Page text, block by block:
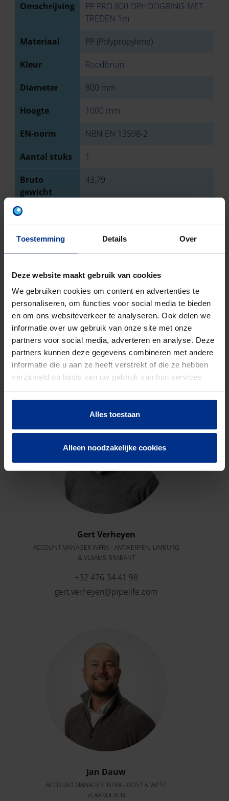
Toestemming Details Over
Deze website maakt gebruik van cookies
We gebruiken cookies om content en advertenties te
personaliseren, om functies voor social media te bieden
en om ons websiteverkeer te analyseren. Ook delen we
informatie over uw gebruik van onze site met onze
partners voor social media, adverteren en analyse. Deze
partners kunnen deze gegevens combineren met andere
informatie die u aan ze heeft verstrekt of die ze hebben
verzameld op basis van uw gebruik van hun services.
Alles toestaan
Alleen noodzakelijke cookies
Omschrijving
PP PRO 800 OPHOOGRING MET
TREDEN 1m
Materiaal PP (Polypropylene)
Kleur Roodbruin
Diameter 800 mm
Hoogte 1000 mm
EN-norm NBN EN 13598-2
Aantal stuks 1
Bruto
gewicht
43,79
Discount
code
DOWNLOADS
CONTACTEER ONS
Neem contact op met onze experts voor meer
informatie.
Gert Verheyen
ACCOUNT MANAGER INFRA - ANTWERPEN, LIMBURG
& VLAAMS-BRABANT
+32 476 34 41 98
gert.verheyen@pipelife.com
Jan Dauw
ACCOUNT MANAGER INFRA - OOST & WEST
VLAANDEREN